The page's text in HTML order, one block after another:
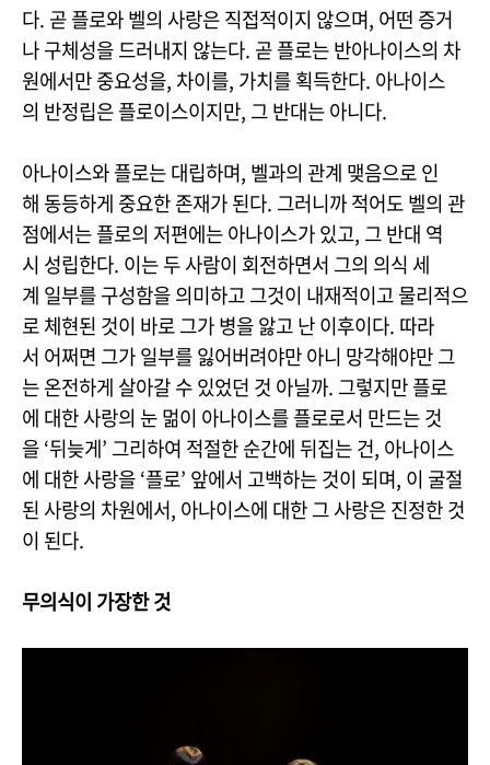
다. 곧 플로와 벨의 사랑은 직접적이지 않으며, 어떤 증거
나 구체성을 드러내지 않는다. 곧 플로는 반아나이스의 차
원에서만 중요성을, 차이를, 가치를 획득한다. 아나이스
의 반정립은 플로이스이지만, 그 반대는 아니다.
아나이스와 플로는 대립하며, 벨과의 관계 맺음으로 인
해 동등하게 중요한 존재가 된다. 그러니까 적어도 벨의 관
점에서는 플로의 저편에는 아나이스가 있고, 그 반대 역
시 성립한다. 이는 두 사람이 회전하면서 그의 의식 세
계 일부를 구성함을 의미하고 그것이 내재적이고 물리적으
로 체현된 것이 바로 그가 병을 앓고 난 이후이다. 따라
서 어쩌면 그가 일부를 잃어버려야만 아니 망각해야만 그
는 온전하게 살아갈 수 있었던 것 아닐까. 그렇지만 플로
에 대한 사랑의 눈 멂이 아나이스를 플로로서 만드는 것
을 ‘뒤늦게’ 그리하여 적절한 순간에 뒤집는 건, 아나이스
에 대한 사랑을 ‘플로’ 앞에서 고백하는 것이 되며, 이 굴절
된 사랑의 차원에서, 아나이스에 대한 그 사랑은 진정한 것
이 된다.
무의식이 가장한 것